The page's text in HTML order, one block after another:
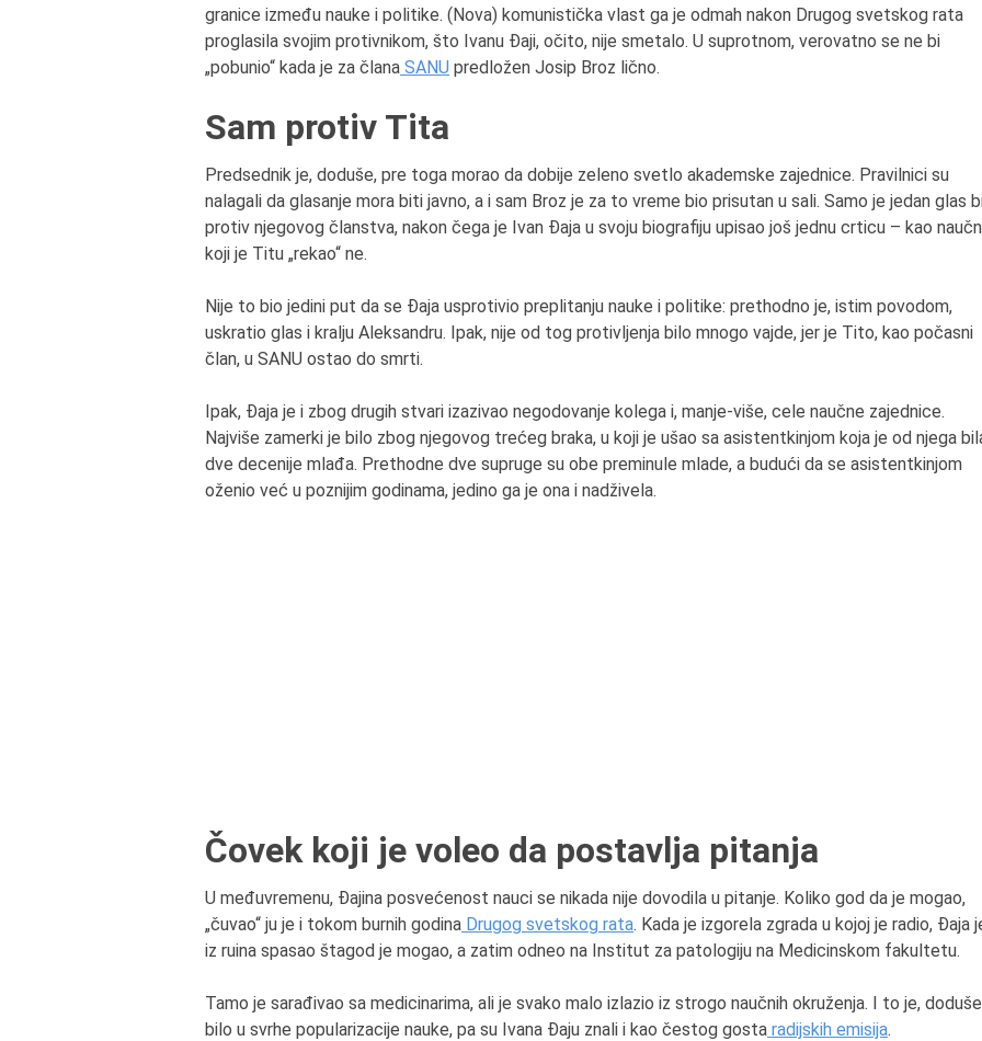
granice između nauke i politike. (Nova) komunistička vlast ga je odmah nakon Drugog svetskog rata
proglasila svojim protivnikom, što Ivanu Đaji, očito, nije smetalo. U suprotnom, verovatno se ne bi
„pobunio“ kada je za člana SANU predložen Josip Broz lično.
Sam protiv Tita
Predsednik je, doduše, pre toga morao da dobije zeleno svetlo akademske zajednice. Pravilnici su
nalagali da glasanje mora biti javno, a i sam Broz je za to vreme bio prisutan u sali. Samo je jedan glas
protiv njegovog članstva, nakon čega je Ivan Đaja u svoju biografiju upisao još jednu crticu – kao
koji je Titu „rekao“ ne.
Nije to bio jedini put da se Đaja usprotivio preplitanju nauke i politike: prethodno je, istim povodom,
uskratio glas i kralju Aleksandru. Ipak, nije od tog protivljenja bilo mnogo vajde, jer je Tito, kao počasni
član, u SANU ostao do smrti.
Ipak, Đaja je i zbog drugih stvari izazivao negodovanje kolega i, manje-više, cele naučne zajednice.
Najviše zamerki je bilo zbog njegovog trećeg braka, u koji je ušao sa asistentkinjom koja je od njega
dve decenije mlađa. Prethodne dve supruge su obe preminule mlade, a budući da se asistentkinjom
oženio već u poznijim godinama, jedino ga je ona i nadživela.
Čovek koji je voleo da postavlja pitanja
U međuvremenu, Đajina posvećenost nauci se nikada nije dovodila u pitanje. Koliko god da je mogao,
„čuvao“ ju je i tokom burnih godina Drugog svetskog rata. Kada je izgorela zgrada u kojoj je radio, Đaja
iz ruina spasao štagod je mogao, a zatim odneo na Institut za patologiju na Medicinskom fakultetu.
Tamo je sarađivao sa medicinarima, ali je svako malo izlazio iz strogo naučnih okruženja. I to je,
bilo u svrhe popularizacije nauke, pa su Ivana Đaju znali i kao čestog gosta radijskih emisija.